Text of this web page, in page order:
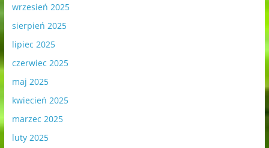
wrzesień 2025
sierpień 2025
lipiec 2025
czerwiec 2025
maj 2025
kwiecień 2025
marzec 2025
luty 2025